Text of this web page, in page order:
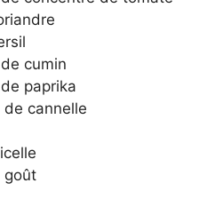
cumin
paprika
de cannelle
goût